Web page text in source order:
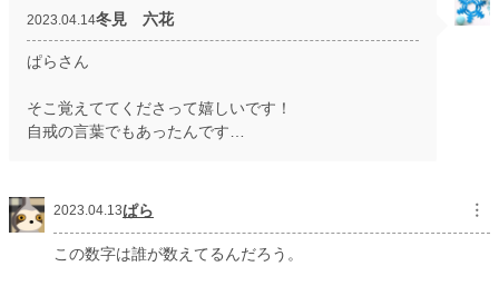
2023.04.14冬見 六花
ぱらさん
そこ覚えててくださって嬉しいです！
自戒の言葉でもあったんです…
2023.04.13ぱら ︙
この数字は誰が数えてるんだろう。